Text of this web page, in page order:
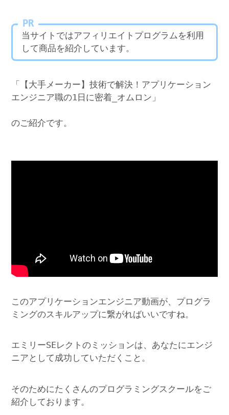
PR
当サイトではアフィリエイトプログラムを利用
して商品を紹介しています。
「【大手メーカー】技術で解決！アプリケーション
エンジニア職の1日に密着_オムロン」
のご紹介です。
このアプリケーションエンジニア動画が、プログラ
ミングのスキルアップに繋がればいいですね。
エミリーSEレクトのミッションは、あなたにエンジ
ニアとして成功していただくこと。
そのためにたくさんのプログラミングスクールをご
紹介しております。